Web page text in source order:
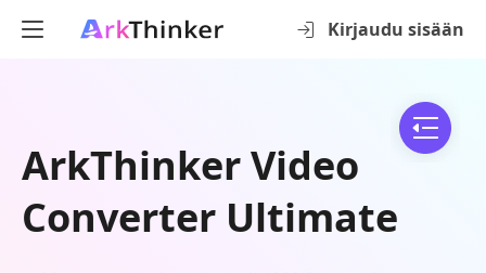
Kirjaudu sisään
ArkThinker Video
Converter Ultimate